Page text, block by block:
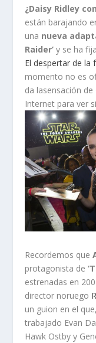
¿Daisy Ridley
están barajando
una nueva
Raider’ y se ha
El despertar de la
momento no es
da lasensación
Internet para ver
Recordemos que
protagonista de
estrenadas en
director noruego
un guion en el
trabajado Evan
Hawk Ostby y